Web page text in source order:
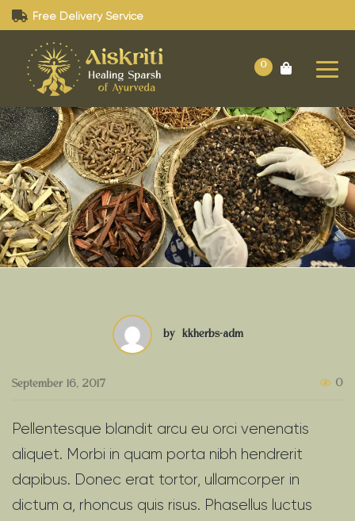
Free Delivery Service
0
by kkherbs-adm
September 16, 2017 0
Pellentesque blandit arcu eu orci venenatis
aliquet. Morbi in quam porta nibh hendrerit
dapibus. Donec erat tortor, ullamcorper in
dictum a, rhoncus quis risus. Phasellus luctus